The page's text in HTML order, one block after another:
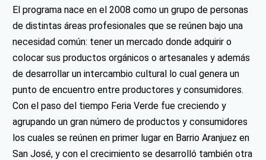
El programa nace en el 2008 como un grupo de personas
de distintas áreas profesionales que se reúnen bajo una
necesidad común: tener un mercado donde adquirir o
colocar sus productos orgánicos o artesanales y además
de desarrollar un intercambio cultural lo cual genera un
punto de encuentro entre productores y consumidores.
Con el paso del tiempo Feria Verde fue creciendo y
agrupando un gran número de productos y consumidores
los cuales se reúnen en primer lugar en Barrio Aranjuez en
San José, y con el crecimiento se desarrolló también otra